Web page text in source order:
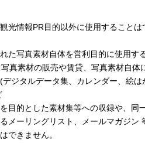
光情報PR目的以外に使用することは
た写真素材自体を営利目的に使用す
真素材の販売や賃貸、写真素材自体
デジタルデータ集、カレンダー、絵は
目的とした素材集等への収録や、同
メーリングリスト、メールマガジン
できません。